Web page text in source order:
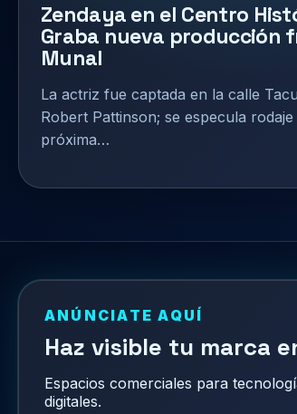
Zendaya en el Centro
Graba nueva producción
Munal
La actriz fue captada en la calle
Robert Pattinson; se especula rodaje
próxima…
ANÚNCIATE AQUÍ
Haz visible tu marca
Espacios comerciales para
digitales.